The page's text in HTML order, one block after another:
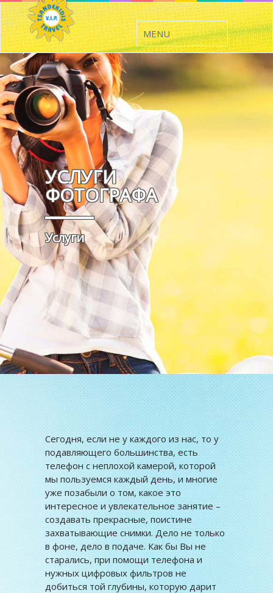
УСЛУГИ
ФОТОГРАФА
Услуги
Сегодня, если не у каждого из нас, то у
подавляющего большинства, есть
телефон с неплохой камерой, которой
мы пользуемся каждый день, и многие
уже позабыли о том, какое это
интересное и увлекательное занятие –
создавать прекрасные, поистине
захватывающие снимки. Дело не только
в фоне, дело в подаче. Как бы Вы не
старались, при помощи телефона и
нужных цифровых фильтров не
добиться той глубины, которую дарит